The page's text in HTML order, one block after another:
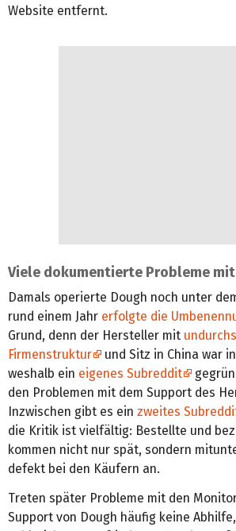
Website entfernt.
Viele dokumentierte Probleme
Damals operierte Dough noch unter
rund einem Jahr erfolgte die
Grund, denn der Hersteller mit
Firmenstruktur
und Sitz in China war
weshalb ein eigenes Subreddit
den Problemen mit dem Support des
Inzwischen gibt es ein zweites
die Kritik ist vielfältig: Bestellte und
kommen nicht nur spät, sondern
defekt bei den Käufern an.
Treten später Probleme mit den
Support von Dough häufig keine